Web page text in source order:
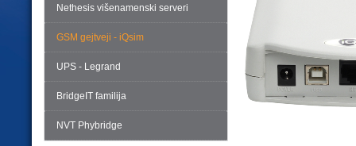
Nethesis višenamenski serveri
GSM gejtveji - iQsim
UPS - Legrand
BridgeIT familija
NVT Phybridge